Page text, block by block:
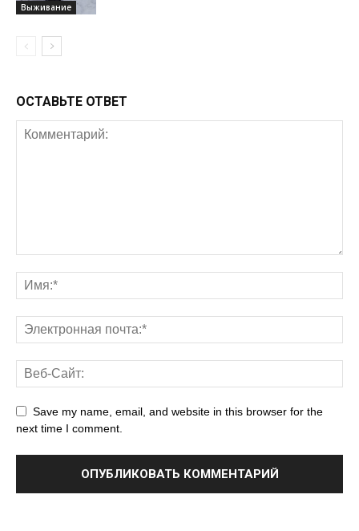
Выживание
ОСТАВЬТЕ ОТВЕТ
Save my name, email, and website in this browser for the
next time I comment.